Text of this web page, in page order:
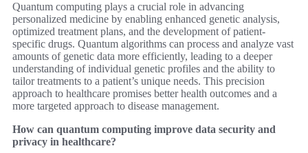
Quantum computing plays a crucial role in advancing
personalized medicine by enabling enhanced genetic analysis,
optimized treatment plans, and the development of patient-
specific drugs. Quantum algorithms can process and analyze vast
amounts of genetic data more efficiently, leading to a deeper
understanding of individual genetic profiles and the ability to
tailor treatments to a patient’s unique needs. This precision
approach to healthcare promises better health outcomes and a
more targeted approach to disease management.
How can quantum computing improve data security and
privacy in healthcare?